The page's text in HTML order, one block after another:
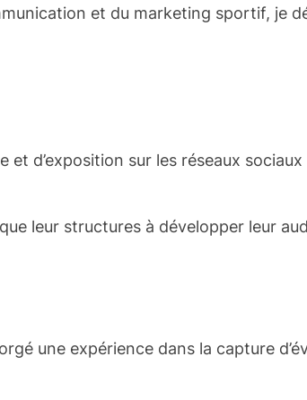
et du marketing sportif, je
d’exposition sur les réseaux
leur structures à développer leur
une expérience dans la capture